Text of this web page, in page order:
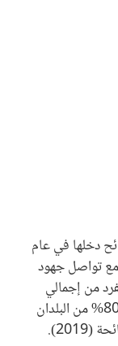
دخلها في عام
مع تواصل جهود
من إجمالي
الدخل القومي حسب طريقة أطلس، أظهر نحو 80% من البلدان